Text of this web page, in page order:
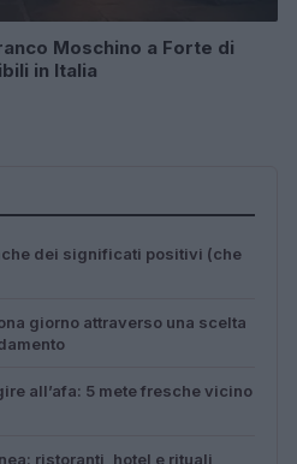
Moschino a Forte di
in Italia
dei significati positivi (che
giorno attraverso una scelta
all’afa: 5 mete fresche vicino
ristoranti, hotel e rituali